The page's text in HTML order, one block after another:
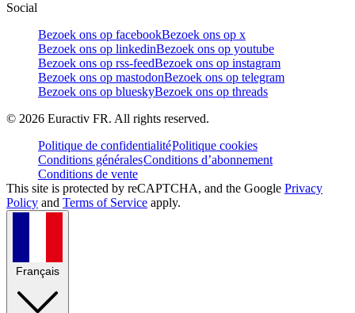
Social
Bezoek ons op facebookBezoek ons op x
Bezoek ons op linkedinBezoek ons op youtube
Bezoek ons op rss-feedBezoek ons op instagram
Bezoek ons op mastodonBezoek ons op telegram
Bezoek ons op blueskyBezoek ons op threads
© 2026 Euractiv FR. All rights reserved.
Politique de confidentialitéPolitique cookies
Conditions généralesConditions d’abonnement
Conditions de vente
This site is protected by reCAPTCHA, and the Google Privacy
Policy and Terms of Service apply.
Français